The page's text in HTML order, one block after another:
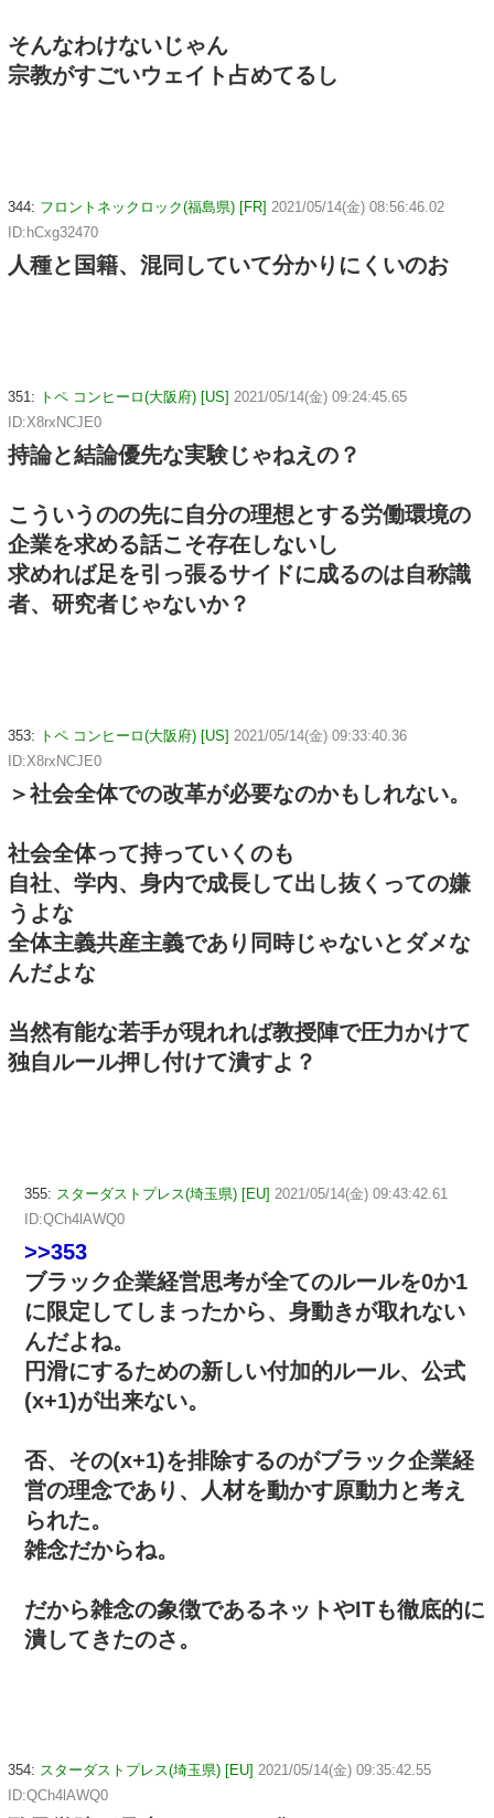
そんなわけないじゃん
宗教がすごいウェイト占めてるし
344: フロントネックロック(福島県) [FR] 2021/05/14(金) 08:56:46.02
ID:hCxg32470
人種と国籍、混同していて分かりにくいのお
351: トペ コンヒーロ(大阪府) [US] 2021/05/14(金) 09:24:45.65
ID:X8rxNCJE0
持論と結論優先な実験じゃねえの？
こういうのの先に自分の理想とする労働環境の
企業を求める話こそ存在しないし
求めれば足を引っ張るサイドに成るのは自称識
者、研究者じゃないか？
353: トペ コンヒーロ(大阪府) [US] 2021/05/14(金) 09:33:40.36
ID:X8rxNCJE0
＞社会全体での改革が必要なのかもしれない。
社会全体って持っていくのも
自社、学内、身内で成長して出し抜くっての嫌
うよな
全体主義共産主義であり同時じゃないとダメな
んだよな
当然有能な若手が現れれば教授陣で圧力かけて
独自ルール押し付けて潰すよ？
355: スターダストプレス(埼玉県) [EU] 2021/05/14(金) 09:43:42.61
ID:QCh4lAWQ0
>>353
ブラック企業経営思考が全てのルールを0か1
に限定してしまったから、身動きが取れない
んだよね。
円滑にするための新しい付加的ルール、公式
(x+1)が出来ない。
否、その(x+1)を排除するのがブラック企業経
営の理念であり、人材を動かす原動力と考え
られた。
雑念だからね。
だから雑念の象徴であるネットやITも徹底的に
潰してきたのさ。
354: スターダストプレス(埼玉県) [EU] 2021/05/14(金) 09:35:42.55
ID:QCh4lAWQ0